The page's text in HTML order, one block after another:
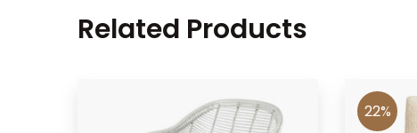
Related Products
22%